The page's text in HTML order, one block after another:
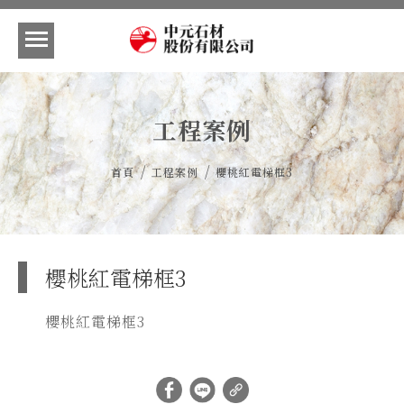
工程案例
首頁 / 工程案例 / 櫻桃紅電梯框3
櫻桃紅電梯框3
櫻桃紅電梯框3